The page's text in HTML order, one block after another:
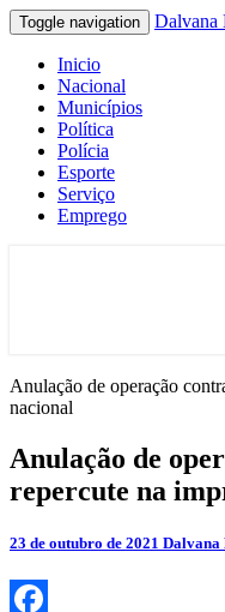
Toggle navigation Dalvana
Inicio
Nacional
Municípios
Política
Polícia
Esporte
Serviço
Emprego
Anulação de operação
nacional
Anulação de
repercute na
23 de outubro de 2021 Dalvana